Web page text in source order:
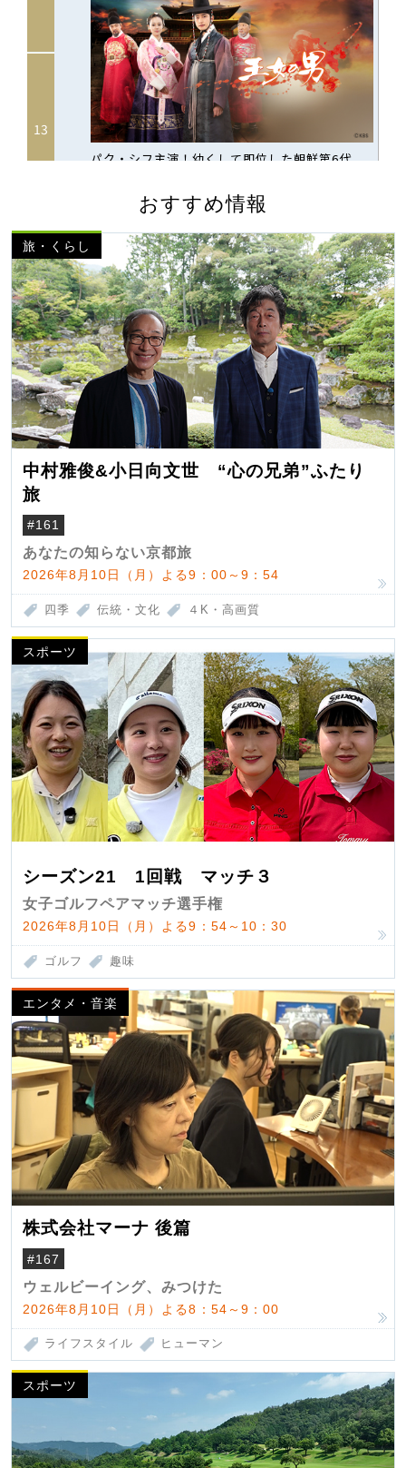
おすすめ情報
旅・くらし
中村雅俊&小日向文世 “心の兄弟”ふたり
旅
#161
あなたの知らない京都旅
2026年8月10日（月）よる9：00～9：54
四季 伝統・文化 ４K・高画質
スポーツ
シーズン21 1回戦 マッチ３
女子ゴルフペアマッチ選手権
2026年8月10日（月）よる9：54～10：30
ゴルフ 趣味
エンタメ・音楽
株式会社マーナ 後篇
#167
ウェルビーイング、みつけた
2026年8月10日（月）よる8：54～9：00
ライフスタイル ヒューマン
スポーツ